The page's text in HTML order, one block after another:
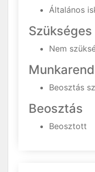
Általános
Nem
Munkarend
Beosztás
Beosztás
Beosztott